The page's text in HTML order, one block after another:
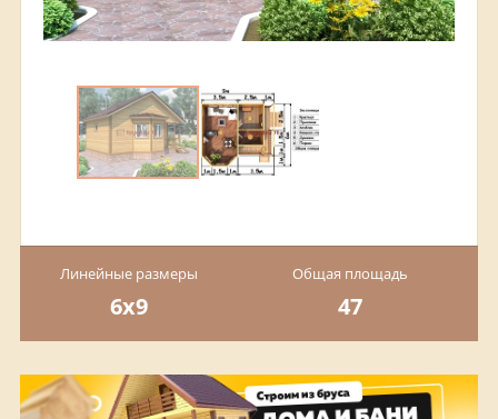
Линейные размеры
6х9
Общая площадь
47